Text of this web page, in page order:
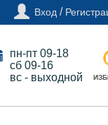
Вход /
пн-пт 09-18
сб 09-16
вс - выходной